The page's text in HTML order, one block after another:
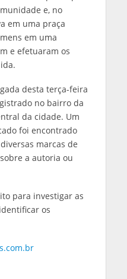
e, no
em uma praça
em uma
e efetuaram os
desta terça-feira
no bairro da
da cidade. Um
foi encontrado
marcas de
a autoria ou
para investigar as
os